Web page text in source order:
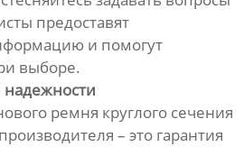
предоставят
и помогут
выборе.
надежности
ремня круглого сечения
– это гарантия